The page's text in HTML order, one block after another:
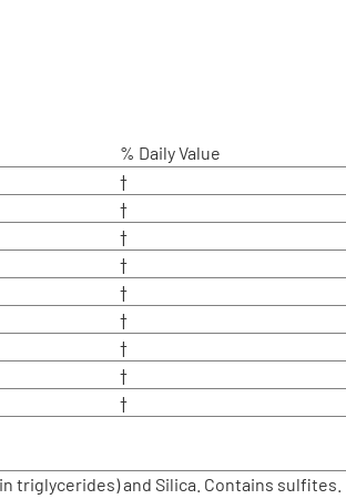
% Daily Value
†
†
†
†
†
†
†
†
†
triglycerides) and Silica. Contains sulfites.